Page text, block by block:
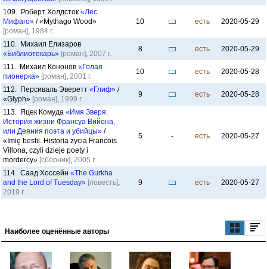
109. Роберт Холдсток «Лес
Мифаго» / «Mythago Wood»
[роман], 1984 г.
10 есть 2020-05-29
110. Михаил Елизаров
«Библиотекарь» [роман], 2007 г.
8 есть 2020-05-29
111. Михаил Кононов «Голая
пионерка» [роман], 2001 г.
10 есть 2020-05-28
112. Персиваль Эверетт «Глиф» /
«Glyph» [роман], 1999 г.
9 есть 2020-05-28
113. Яцек Комуда «Имя Зверя.
История жизни Франсуа Вийона,
или Деяния поэта и убийцы» /
«Imię bestii. Historia życia Francois
Villona, czyli dzieje poety i
mordercy» [сборник], 2005 г.
5 - есть 2020-05-27
114. Саад Хоссейн «The Gurkha
and the Lord of Tuesday» [повесть],
2019 г.
9 есть 2020-05-27
Наиболее оценённые авторы